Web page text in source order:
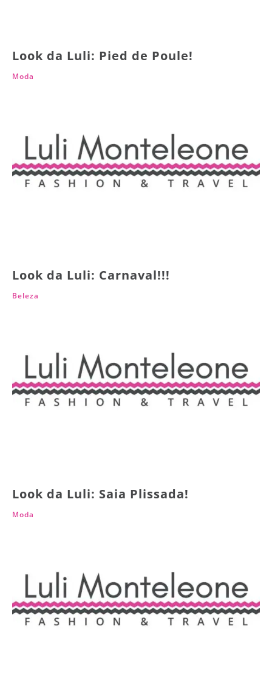
Look da Luli: Pied de Poule!
Moda
Look da Luli: Carnaval!!!
Beleza
Look da Luli: Saia Plissada!
Moda